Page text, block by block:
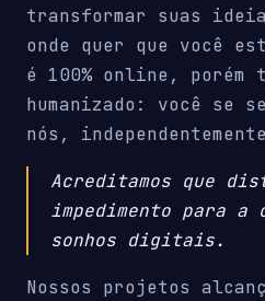
transformar suas
onde quer que você
é 100% online, porém
humanizado: você se
nós,
Acreditamos que
impedimento para a
sonhos digitais.
Nossos projetos